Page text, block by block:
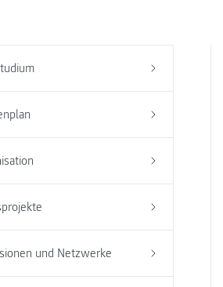
und Netzwerke